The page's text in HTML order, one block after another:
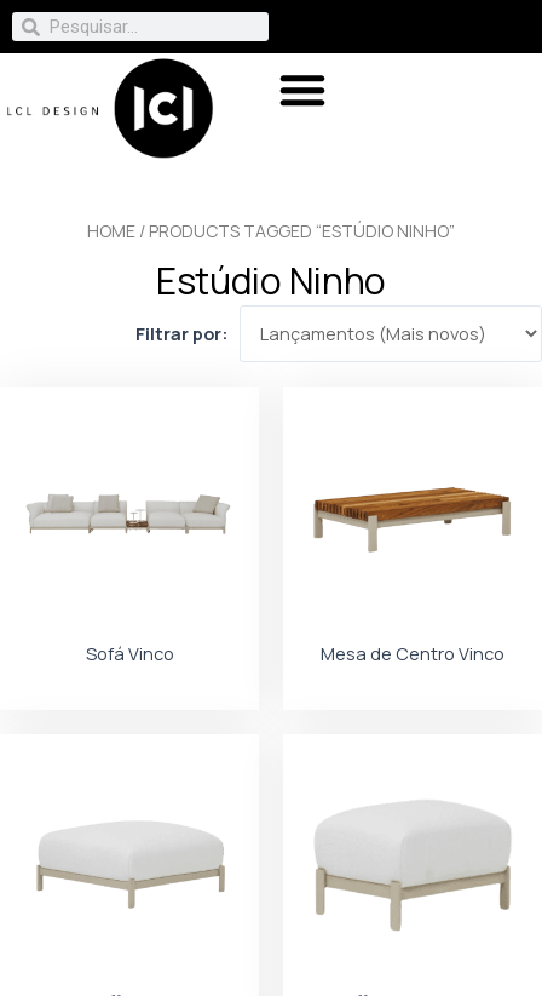
HOME / PRODUCTS TAGGED “ESTÚDIO NINHO”
Estúdio Ninho
Filtrar por:
Sofá Vinco Mesa de Centro Vinco